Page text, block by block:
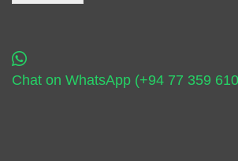
Chat on WhatsApp (+94 77 359